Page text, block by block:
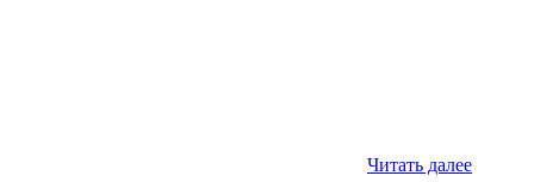
Читать далее